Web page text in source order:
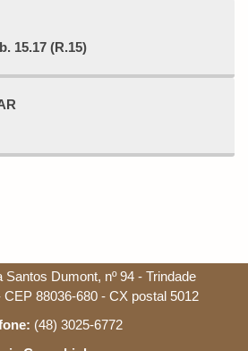
15.17 (R.15)
Santos Dumont, nº 94 - Trindade
CEP 88036-680 - CX postal 5012
(48) 3025-6772